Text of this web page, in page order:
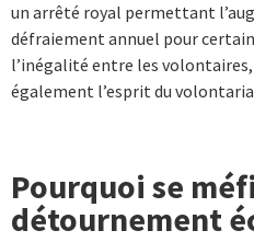
un arrêté royal permettant
défraiement annuel pour
l’inégalité entre les
également l’esprit du
Pourquoi se
détournement